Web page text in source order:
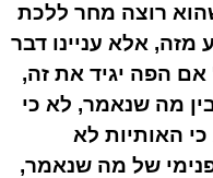
רוצה מחר ללכת
מזה, אלא עניינו דבר
אם הפה יגיד את זה,
מה שנאמר, לא כי
האותיות לא
של מה שנאמר,